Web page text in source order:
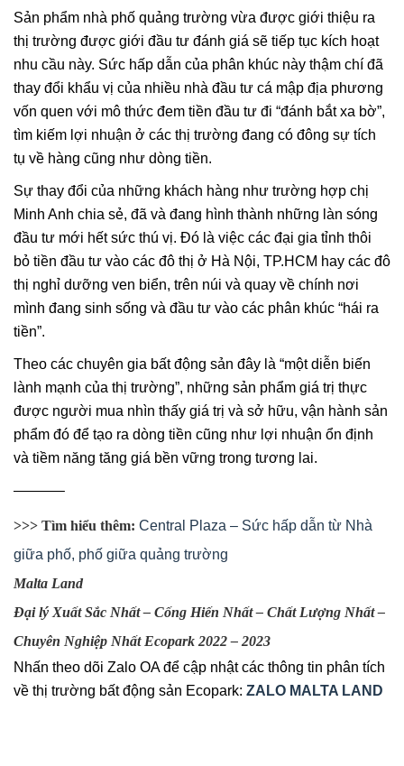
Sản phẩm nhà phố quảng trường vừa được giới thiệu ra
thị trường được giới đầu tư đánh giá sẽ tiếp tục kích hoạt
nhu cầu này. Sức hấp dẫn của phân khúc này thậm chí đã
thay đổi khẩu vị của nhiều nhà đầu tư cá mập địa phương
vốn quen với mô thức đem tiền đầu tư đi “đánh bắt xa bờ”,
tìm kiếm lợi nhuận ở các thị trường đang có đông sự tích
tụ về hàng cũng như dòng tiền.
Sự thay đổi của những khách hàng như trường hợp chị
Minh Anh chia sẻ, đã và đang hình thành những làn sóng
đầu tư mới hết sức thú vị. Đó là việc các đại gia tỉnh thôi
bỏ tiền đầu tư vào các đô thị ở Hà Nội, TP.HCM hay các đô
thị nghỉ dưỡng ven biển, trên núi và quay về chính nơi
mình đang sinh sống và đầu tư vào các phân khúc “hái ra
tiền”.
Theo các chuyên gia bất động sản đây là “một diễn biến
lành mạnh của thị trường”, những sản phẩm giá trị thực
được người mua nhìn thấy giá trị và sở hữu, vận hành sản
phẩm đó để tạo ra dòng tiền cũng như lợi nhuận ổn định
và tiềm năng tăng giá bền vững trong tương lai.
———–
>>> Tìm hiểu thêm: Central Plaza – Sức hấp dẫn từ Nhà
giữa phố, phố giữa quảng trường
Malta Land
Đại lý Xuất Sắc Nhất – Cống Hiến Nhất – Chất Lượng Nhất –
Chuyên Nghiệp Nhất Ecopark 2022 – 2023
Nhấn theo dõi Zalo OA để cập nhật các thông tin phân tích
về thị trường bất động sản Ecopark: ZALO MALTA LAND